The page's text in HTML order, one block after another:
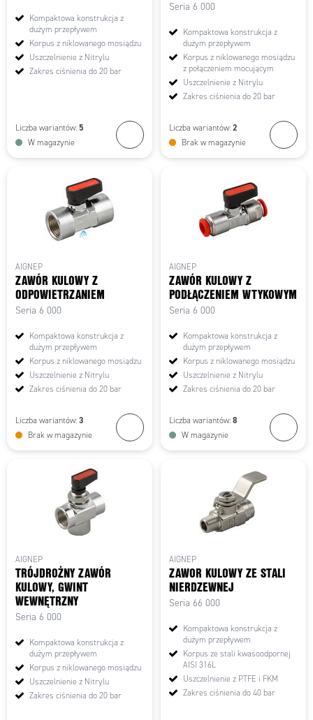
Kompaktowa konstrukcja z
dużym przepływem
Korpus z niklowanego mosiądzu
Uszczelnienie z Nitrylu
Zakres ciśnienia do 20 bar
Liczba wariantów: 5
W magazynie
Seria 6 000
Kompaktowa konstrukcja z
dużym przepływem
Korpus z niklowanego mosiądzu
z połączeniem mocującym
Uszczelnienie z Nitrylu
Zakres ciśnienia do 20 bar
Liczba wariantów: 2
Brak w magazynie
AIGNEP
ZAWÓR KULOWY Z
ODPOWIETRZANIEM
Seria 6 000
Kompaktowa konstrukcja z
dużym przepływem
Korpus z niklowanego mosiądzu
Uszczelnienie z Nitrylu
Zakres ciśnienia do 20 bar
Liczba wariantów: 3
Brak w magazynie
AIGNEP
ZAWÓR KULOWY Z
PODŁĄCZENIEM WTYKOWYM
Seria 6 000
Kompaktowa konstrukcja z
dużym przepływem
Korpus z niklowanego mosiądzu
Uszczelnienie z Nitrylu
Zakres ciśnienia do 20 bar
Liczba wariantów: 8
W magazynie
AIGNEP
TRÓJDROŻNY ZAWÓR
KULOWY, GWINT
WEWNĘTRZNY
Seria 6 000
Kompaktowa konstrukcja z
dużym przepływem
Korpus z niklowanego mosiądzu
Uszczelnienie z Nitrylu
Zakres ciśnienia do 20 bar
AIGNEP
ZAWOR KULOWY ZE STALI
NIERDZEWNEJ
Seria 66 000
Kompaktowa konstrukcja z
dużym przepływem
Korpus ze stali kwasoodpornej
AISI 316L
Uszczelnienie z PTFE i FKM
Zakres ciśnienia do 40 bar